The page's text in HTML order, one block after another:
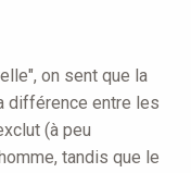
on sent que la
différence entre les
(à peu
tandis que le